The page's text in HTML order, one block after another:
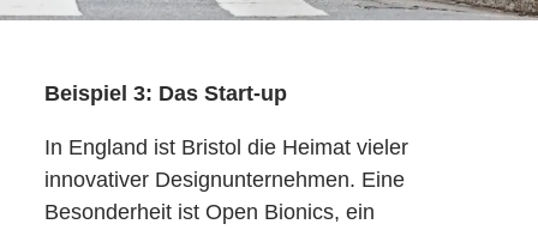
Beispiel 3: Das Start-up
In England ist Bristol die Heimat vieler
innovativer Designunternehmen. Eine
Besonderheit ist Open Bionics, ein